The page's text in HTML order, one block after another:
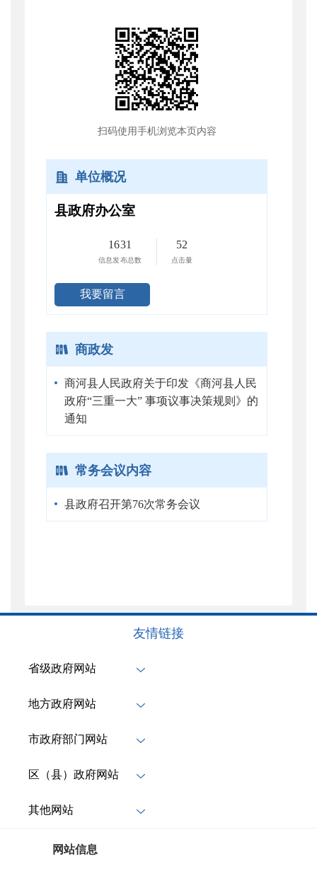
扫码使用手机浏览本页内容
单位概况
县政府办公室
1631
信息发布总数
52
点击量
我要留言
商政发
商河县人民政府关于印发《商河县人民
政府“三重一大” 事项议事决策规则》的
通知
常务会议内容
县政府召开第76次常务会议
友情链接
省级政府网站
地方政府网站
市政府部门网站
区（县）政府网站
其他网站
网站信息